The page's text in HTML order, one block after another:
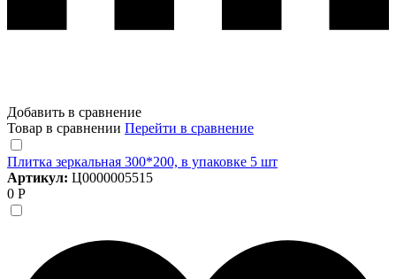
Добавить в сравнение
Товар в сравнении Перейти в сравнение
Плитка зеркальная 300*200, в упаковке 5 шт
Артикул: Ц0000005515
0 Р